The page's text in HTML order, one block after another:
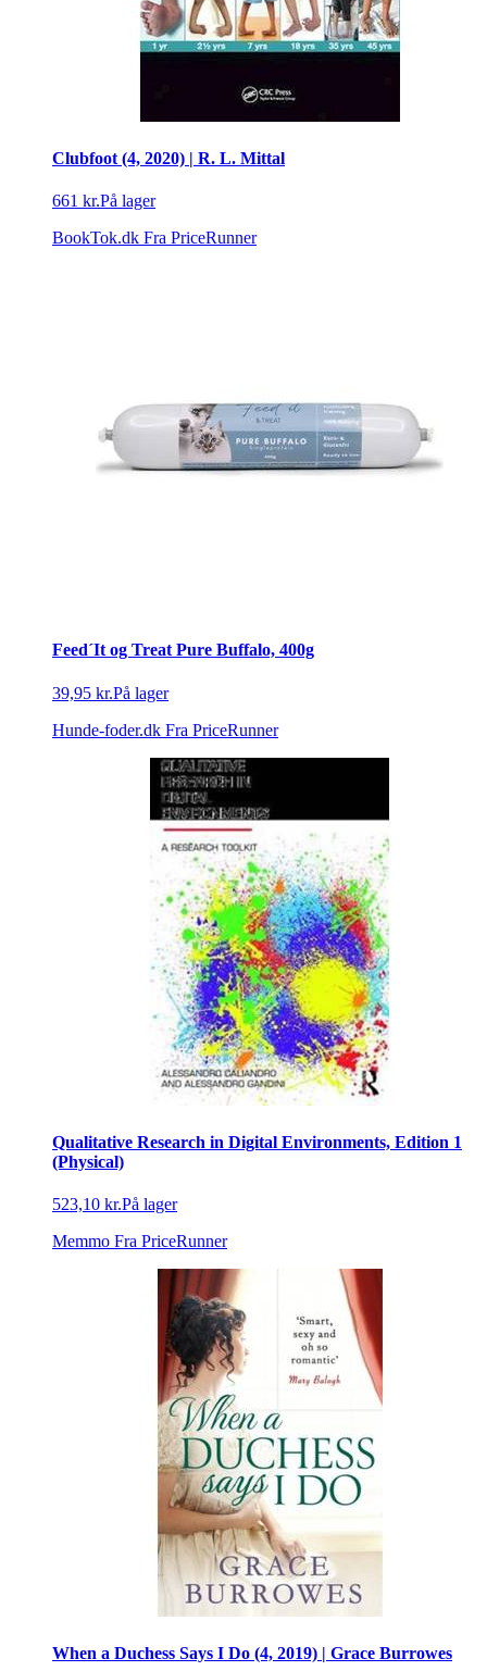
Clubfoot (4, 2020) | R. L. Mittal
661 kr.På lager
BookTok.dk Fra PriceRunner
Feed´It og Treat Pure Buffalo, 400g
39,95 kr.På lager
Hunde-foder.dk Fra PriceRunner
Qualitative Research in Digital Environments, Edition 1
(Physical)
523,10 kr.På lager
Memmo Fra PriceRunner
When a Duchess Says I Do (4, 2019) | Grace Burrowes